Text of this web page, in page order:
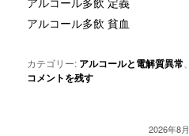
アルコール多飲 貧血
カテゴリー: アルコールと電解質異常
コメントを残す
2026年8月